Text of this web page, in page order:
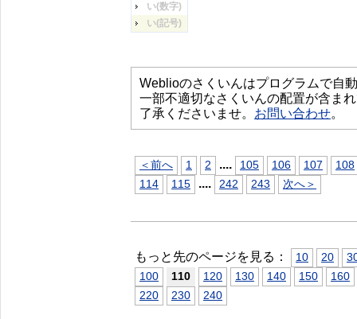
い(数字)
い(記号)
Weblioのさくいんはプログラムで自
一部不適切なさくいんの配置が含ま
了承くださいませ。 お問い合わせ。
＜前へ 1 2 .... 105 106 107
108
114
115 .... 242 243 次へ＞
もっと先のページを見る： 10 20
100
110 120 130 140 150
160
220
230 240